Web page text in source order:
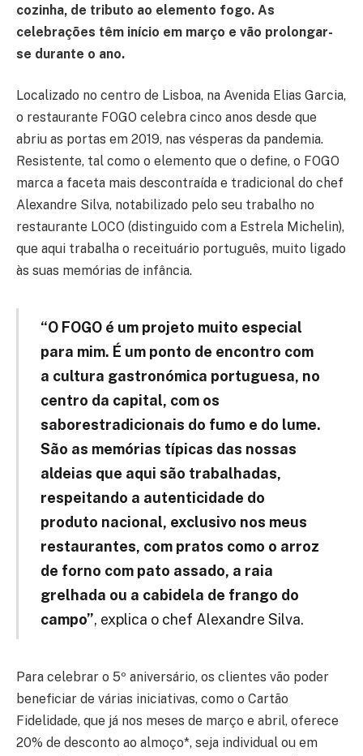
cozinha, de tributo ao elemento fogo. As
celebrações têm início em março e vão prolongar-
se durante o ano.
Localizado no centro de Lisboa, na Avenida Elias Garcia,
o restaurante FOGO celebra cinco anos desde que
abriu as portas em 2019, nas vésperas da pandemia.
Resistente, tal como o elemento que o define, o FOGO
marca a faceta mais descontraída e tradicional do chef
Alexandre Silva, notabilizado pelo seu trabalho no
restaurante LOCO (distinguido com a Estrela Michelin),
que aqui trabalha o receituário português, muito ligado
às suas memórias de infância.
“O FOGO é um projeto muito especial
para mim. É um ponto de encontro com
a cultura gastronómica portuguesa, no
centro da capital, com os
saborestradicionais do fumo e do lume.
São as memórias típicas das nossas
aldeias que aqui são trabalhadas,
respeitando a autenticidade do
produto nacional, exclusivo nos meus
restaurantes, com pratos como o arroz
de forno com pato assado, a raia
grelhada ou a cabidela de frango do
campo”, explica o chef Alexandre Silva.
Para celebrar o 5º aniversário, os clientes vão poder
beneficiar de várias iniciativas, como o Cartão
Fidelidade, que já nos meses de março e abril, oferece
20% de desconto ao almoço*, seja individual ou em